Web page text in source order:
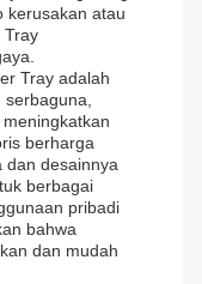
kerusakan atau
Tray
Tray adalah
serbaguna,
berharga
dan desainnya
berbagai
pribadi
bahwa
dan mudah